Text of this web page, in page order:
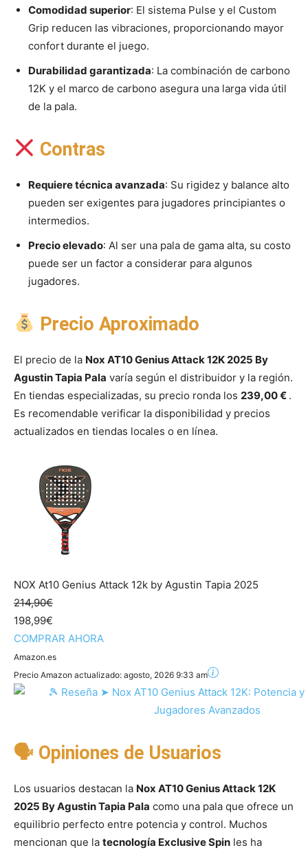
Comodidad superior: El sistema Pulse y el Custom
Grip reducen las vibraciones, proporcionando mayor
confort durante el juego.
Durabilidad garantizada: La combinación de carbono
12K y el marco de carbono asegura una larga vida útil
de la pala.
Contras
Requiere técnica avanzada: Su rigidez y balance alto
pueden ser exigentes para jugadores principiantes o
intermedios.
Precio elevado: Al ser una pala de gama alta, su costo
puede ser un factor a considerar para algunos
jugadores.
Precio Aproximado
El precio de la Nox AT10 Genius Attack 12K 2025 By
Agustin Tapia Pala varía según el distribuidor y la región.
En tiendas especializadas, su precio ronda los 239,00 € .
Es recomendable verificar la disponibilidad y precios
actualizados en tiendas locales o en línea.
NOX At10 Genius Attack 12k by Agustin Tapia 2025
214,90€
198,99€
COMPRAR AHORA
Amazon.es
Precio Amazon actualizado: agosto, 2026 9:33 am
🗣 Opiniones de Usuarios
Los usuarios destacan la Nox AT10 Genius Attack 12K
2025 By Agustin Tapia Pala como una pala que ofrece un
equilibrio perfecto entre potencia y control. Muchos
mencionan que la tecnología Exclusive Spin les ha